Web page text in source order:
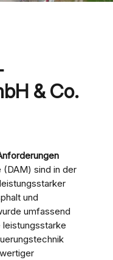
& Co.
sind in der
und
umfassend